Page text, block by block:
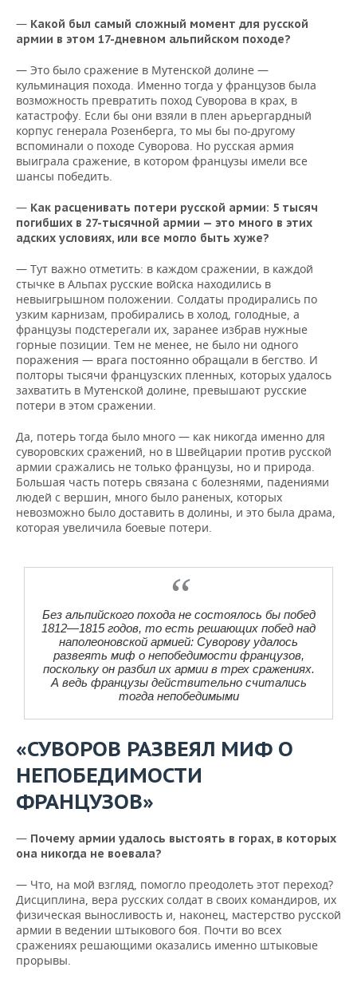
— Какой был самый сложный момент для русской
армии в этом 17-дневном альпийском походе?
— Это было сражение в Мутенской долине —
кульминация похода. Именно тогда у французов была
возможность превратить поход Суворова в крах, в
катастрофу. Если бы они взяли в плен арьергардный
корпус генерала Розенберга, то мы бы по-другому
вспоминали о походе Суворова. Но русская армия
выиграла сражение, в котором французы имели все
шансы победить.
— Как расценивать потери русской армии: 5 тысяч
погибших в 27-тысячной армии — это много в этих
адских условиях, или все могло быть хуже?
— Тут важно отметить: в каждом сражении, в каждой
стычке в Альпах русские войска находились в
невыигрышном положении. Солдаты продирались по
узким карнизам, пробирались в холод, голодные, а
французы подстерегали их, заранее избрав нужные
горные позиции. Тем не менее, не было ни одного
поражения — врага постоянно обращали в бегство. И
полторы тысячи французских пленных, которых удалось
захватить в Мутенской долине, превышают русские
потери в этом сражении.
Да, потерь тогда было много — как никогда именно для
суворовских сражений, но в Швейцарии против русской
армии сражались не только французы, но и природа.
Большая часть потерь связана с болезнями, падениями
людей с вершин, много было раненых, которых
невозможно было доставить в долины, и это была драма,
которая увеличила боевые потери.
Без альпийского похода не состоялось бы побед
1812—1815 годов, то есть решающих побед над
наполеоновской армией: Суворову удалось
развеять миф о непобедимости французов,
поскольку он разбил их армии в трех сражениях.
А ведь французы действительно считались
тогда непобедимыми
«СУВОРОВ РАЗВЕЯЛ МИФ О
НЕПОБЕДИМОСТИ
ФРАНЦУЗОВ»
— Почему армии удалось выстоять в горах, в которых
она никогда не воевала?
— Что, на мой взгляд, помогло преодолеть этот переход?
Дисциплина, вера русских солдат в своих командиров, их
физическая выносливость и, наконец, мастерство русской
армии в ведении штыкового боя. Почти во всех
сражениях решающими оказались именно штыковые
прорывы.